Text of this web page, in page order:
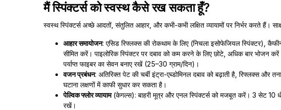
मैं स्पिंक्टर्स को स्वस्थ कैसे रख सकता हूँ?
स्वस्थ स्पिंक्टर्स अच्छे आदतों, संतुलित आहार, और कभी-कभी लक्षित व्यायामों पर निर्भर करते हैं।
आहार समायोजन: एसिड रिफ्लक्स की रोकथाम के लिए (निचला इसोफेजियल स्पिंक्टर),
सीमित करें। पाइलोरिक स्पिंक्टर पर दबाव को कम करने के लिए छोटे, अधिक बार भोजन
पर्याप्त फाइबर का सेवन बनाए रखें (25–30 ग्राम/दिन)।
वजन प्रबंधन: अतिरिक्त पेट की चर्बी इंट्रा-एब्डोमिनल दबाव को बढ़ाती है, रिफ्लक्स
घटाना लक्षणों में काफी सुधार कर सकता है।
पेल्विक फ्लोर व्यायाम(केगल्स): बाहरी मूत्र और एनल स्पिंक्टर्स को मजबूत करें। 3 सेट
रखें।